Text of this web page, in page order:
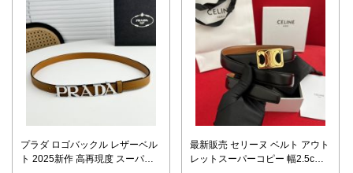
プラダ ロゴバックル レザーベル
ト 2025新作 高再現度 スーパー
最新販売 セリーヌ ベルト アウト
レットスーパーコピー 幅2.5cm